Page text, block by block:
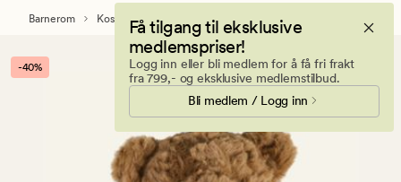
pause.
Få tilgang til eksklusive
medlemspriser!
Logg inn eller bli medlem for å få fri frakt
fra 799,- og eksklusive medlemstilbud.
Bli medlem / Logg inn
Barnerom Kosedyr og kosekluter
-40%